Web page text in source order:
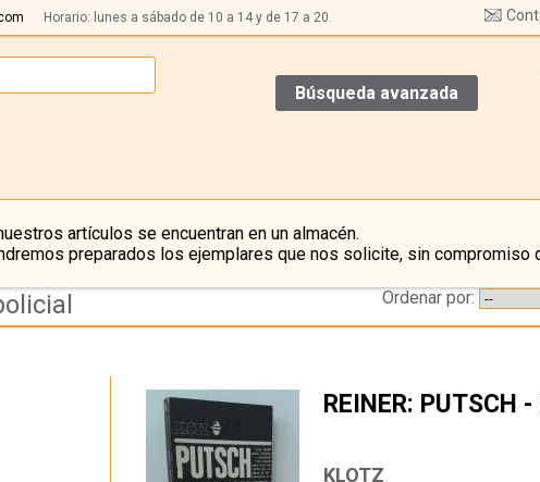
Horario: lunes a sábado de 10 a 14 y de 17 a 20.
Búsqueda avanzada
artículos se encuentran en un almacén.
preparados los ejemplares que nos solicite, sin compromiso
Ordenar por:
REINER: PUTSCH -
KLOTZ